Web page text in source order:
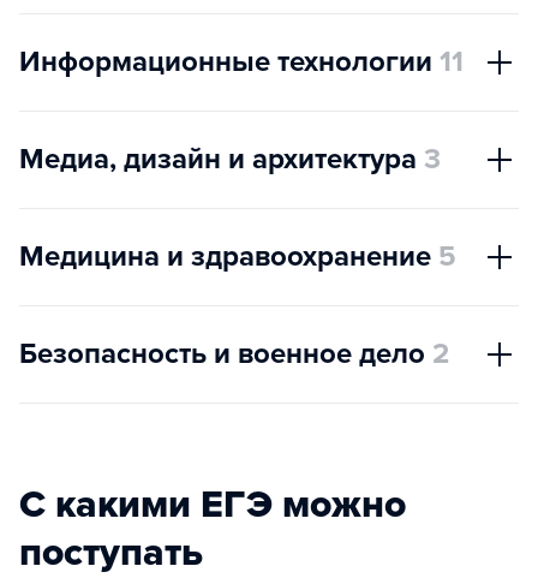
Информационные технологии 11
Медиа, дизайн и архитектура 3
Медицина и здравоохранение 5
Безопасность и военное дело 2
С какими ЕГЭ можно
поступать